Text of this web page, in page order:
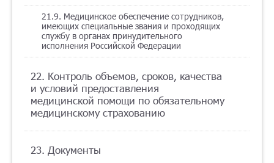
21.9. Медицинское обеспечение сотрудников,
имеющих специальные звания и проходящих
службу в органах принудительного
исполнения Российской Федерации
22. Контроль объемов, сроков, качества
и условий предоставления
медицинской помощи по обязательному
медицинскому страхованию
23. Документы